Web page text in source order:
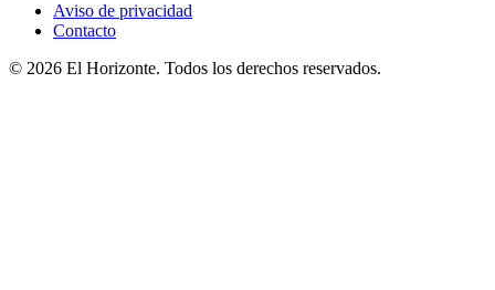
Aviso de privacidad
Contacto
© 2026 El Horizonte. Todos los derechos reservados.